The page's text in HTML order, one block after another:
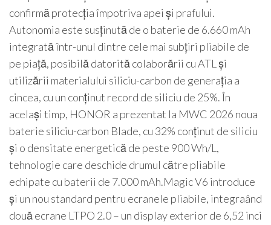
confirmă protecția împotriva apei și prafului.
Autonomia este susținută de o baterie de 6.660 mAh
integrată într-unul dintre cele mai subțiri pliabile de
pe piață, posibilă datorită colaborării cu ATL și
utilizării materialului siliciu-carbon de generația a
cincea, cu un conținut record de siliciu de 25%. În
același timp, HONOR a prezentat la MWC 2026 noua
baterie siliciu-carbon Blade, cu 32% conținut de siliciu
și o densitate energetică de peste 900 Wh/L,
tehnologie care deschide drumul către pliabile
echipate cu baterii de 7.000 mAh.Magic V6 introduce
și un nou standard pentru ecranele pliabile, integraând
două ecrane LTPO 2.0 – un display exterior de 6,52 inci